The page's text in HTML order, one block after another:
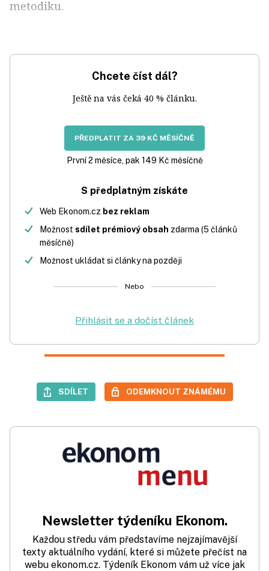
metodiku.
Chcete číst dál?
Ještě na vás čeká 40 % článku.
PŘEDPLATIT ZA 39 KČ MĚSÍČNĚ
První 2 měsíce, pak 149 Kč měsíčně
S předplatným získáte
Web Ekonom.cz bez reklam
Možnost sdílet prémiový obsah zdarma (5 článků
měsíčně)
Možnost ukládat si články na později
Nebo
Přihlásit se a dočíst článek
SDÍLET ODEMKNOUT ZNÁMÉMU
Newsletter týdeníku Ekonom.
Každou středu vám představíme nejzajímavější
texty aktuálního vydání, které si můžete přečíst na
webu ekonom.cz. Týdeník Ekonom vám už více jak